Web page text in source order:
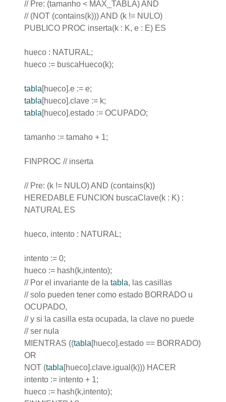
// Pre: (tamanho < MAX_TABLA) AND
// (NOT (contains(k))) AND (k != NULO)
PUBLICO PROC inserta(k : K, e : E) ES
hueco : NATURAL;
hueco := buscaHueco(k);
tabla[hueco].e := e;
tabla[hueco].clave := k;
tabla[hueco].estado := OCUPADO;
tamanho := tamaho + 1;
FINPROC // inserta
// Pre: (k != NULO) AND (contains(k))
HEREDABLE FUNCION buscaClave(k : K) :
NATURAL ES
hueco, intento : NATURAL;
intento := 0;
hueco := hash(k,intento);
// Por el invariante de la tabla, las casillas
// solo pueden tener como estado BORRADO u
OCUPADO,
// y si la casilla esta ocupada, la clave no puede
// ser nula
MIENTRAS ((tabla[hueco].estado == BORRADO)
OR
NOT (tabla[hueco].clave.igual(k))) HACER
intento := intento + 1;
hueco := hash(k,intento);